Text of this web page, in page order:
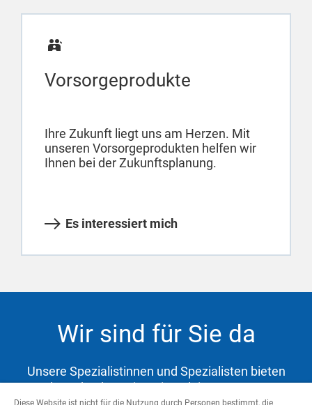
Vorsorgeprodukte
Ihre Zukunft liegt uns am Herzen. Mit
unseren Vorsorgeprodukten helfen wir
Ihnen bei der Zukunftsplanung.
Es interessiert mich
Wir sind für Sie da
Unsere Spezialistinnen und Spezialisten bieten
Ihnen hochwertige Dienstleistungen zur
Diese Website ist nicht für die Nutzung durch Personen bestimmt, die